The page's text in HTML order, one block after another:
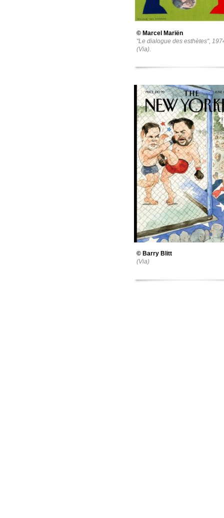
© Marcel Mariën
"Le dialogue des esthètes",
(Via).
© Barry Blitt
(Via)